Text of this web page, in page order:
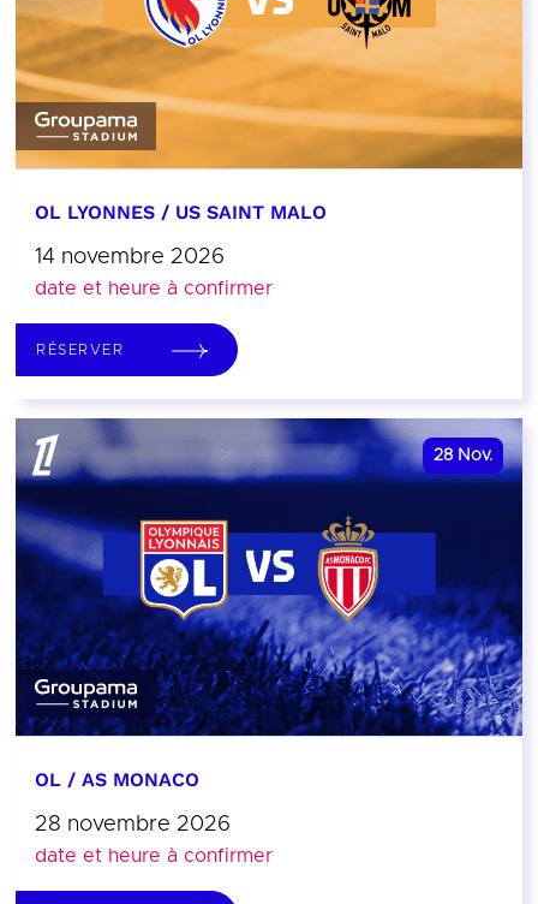
OL LYONNES / US SAINT MALO
14 novembre 2026
date et heure à confirmer
RÉSERVER
28 Nov.
OL / AS MONACO
28 novembre 2026
date et heure à confirmer